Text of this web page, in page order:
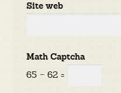
Site web
Math Captcha
65 − 62 =